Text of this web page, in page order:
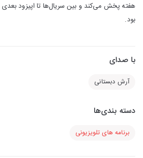
هفته پخش می‌کند و بین سریال‌ها تا اپیزود
بود.
با صدای
آرش دبستانی
دسته بندی‌ها
برنامه های تلویزیونی